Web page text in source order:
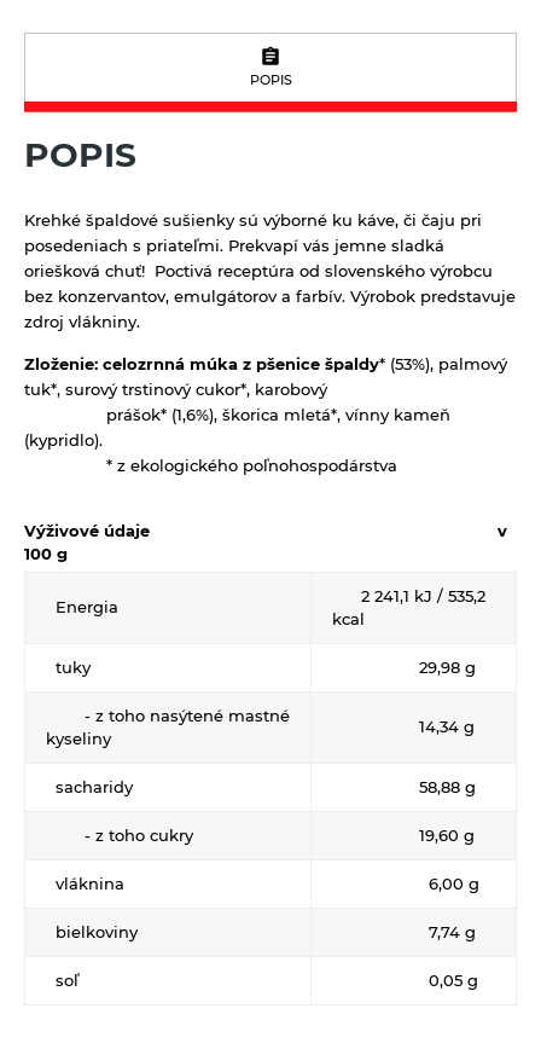
Zrná a semená
Obilniny
Pseudoobilniny
Ryže
Semienka na nakličovanie
Zdravé maškrtenie
Čokolády, cukríky, lízatká
Dezertné krémy - Kolatch
Tyčinky, sušienky, oplátky
Ostatné
Doplnky stravy
Dr.Popov - bylinné kvapky
Eterické oleje
Éterické oleje na kulinárske účely
Keramické slniečko
Propagačný materiál
POPIS
POPIS
Krehké špaldové sušienky sú výborné ku káve, či čaju pri
posedeniach s priateľmi. Prekvapí vás jemne sladká
oriešková chuť! Poctivá receptúra od slovenského výrobcu
bez konzervantov, emulgátorov a farbív. Výrobok predstavuje
zdroj vlákniny.
Zloženie: celozrnná múka z pšenice špaldy* (53%), palmový
tuk*, surový trstinový cukor*, karobový
prášok* (1,6%), škorica mletá*, vínny kameň
(kypridlo).
* z ekologického poľnohospodárstva
Výživové údaje
v
100 g
Energia
2 241,1 kJ / 535,2
kcal
tuky 29,98 g
- z toho nasýtené mastné
kyseliny
14,34 g
sacharidy 58,88 g
- z toho cukry 19,60 g
vláknina 6,00 g
bielkoviny 7,74 g
soľ 0,05 g